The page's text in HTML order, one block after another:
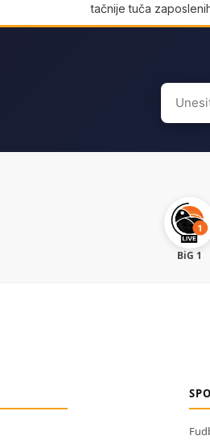
tačnije tuča
Search
for:
BiG 1